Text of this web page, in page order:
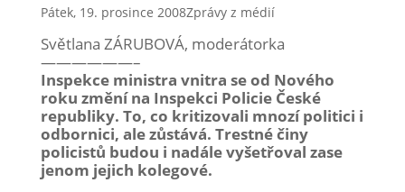
Pátek, 19. prosince 2008Zprávy z médií
Světlana ZÁRUBOVÁ, moderátorka
——————–
Inspekce ministra vnitra se od Nového
roku změní na Inspekci Policie České
republiky. To, co kritizovali mnozí politici i
odbornici, ale zůstává. Trestné činy
policistů budou i nadále vyšetřoval zase
jenom jejich kolegové.